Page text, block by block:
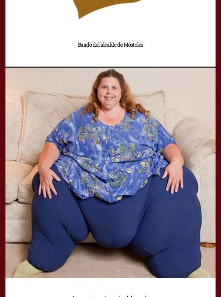
Bando del alcalde de Móstoles